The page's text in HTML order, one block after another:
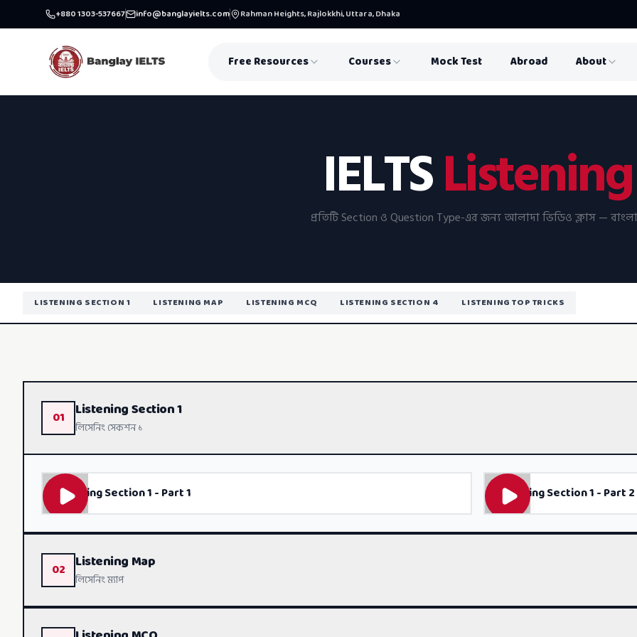
+880 1303-537667 info@banglayielts.com Rahman Heights, Rajlokkhi, Uttara, Dhaka
Free Resources Courses Mock Test Abroad About
IELTSListening
প্রতিটি Section ও Question Type-এর জন্য আলাদা ভিডিও ক্লাস —
LISTENING SECTION 1 LISTENING MAP LISTENING MCQ LISTENING SECTION 4 LISTENING TOP TRICKS
01 Listening Section 1
লিসেনিং সেকশন ১
Listening Section 1 - Part 1 Listening Section 1 - Part 2
02 Listening Map
লিসেনিং ম্যাপ